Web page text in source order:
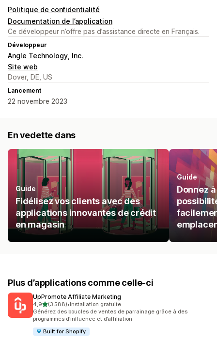
Politique de confidentialité
Documentation de l’application
Ce développeur n’offre pas d’assistance directe en Français.
Développeur
Angle Technology, Inc.
Site web
Dover, DE, US
Lancement
22 novembre 2023
En vedette dans
Guide
Fidélisez vos clients avec des
applications innovantes de crédit
en magasin
Guide
Donnez
Plus d’applications comme celle-ci
UpPromote Affiliate Marketing
4,9étoile(s) sur 5
(3 588)
3588 avis au total
•Installation gratuite
Générez des boucles de ventes de parrainage grâce à des
programmes d’influence et d’affiliation
Built for Shopify